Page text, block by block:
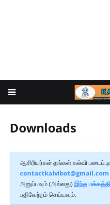
Downloads
ஆசிரியர்கள் தங்கள் கல்வி
contactkalvibot@gmail.com
அனுப்பவும் (அல்லது)இந்த
பதிவேற்றம் செய்யவும்.